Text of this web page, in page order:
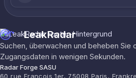
LeakRadar
Suchen, überwachen und beheben Sie
Zugangsdaten in wenigen Sekunden.
Radar Forge SASU
60 rue François 1er, 75008 Paris,